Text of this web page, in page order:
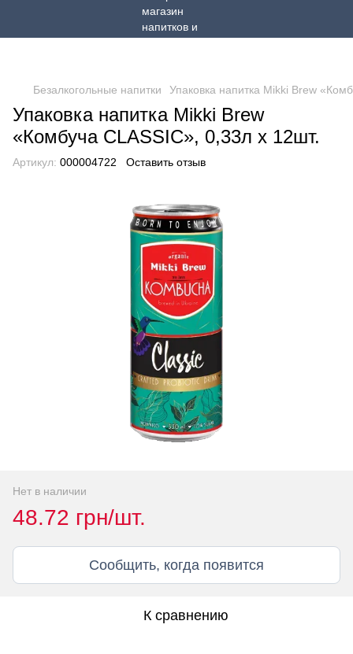
Безалкогольные напитки Упаковка напитка Mikki Brew
Упаковка напитка Mikki Brew
«Комбуча CLASSIC», 0,33л х 12шт.
Артикул: 000004722 Оставить отзыв
Нет в наличии
48.72 грн/шт.
Сообщить, когда появится
К сравнению